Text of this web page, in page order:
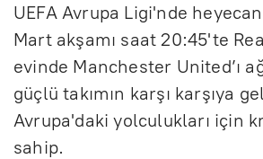
UEFA Avrupa Ligi'nde
Mart akşamı saat 20:45'te
evinde Manchester United’ı
güçlü takımın karşı karşıya
Avrupa'daki yolculukları için
sahip.